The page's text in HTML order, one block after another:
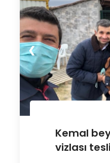
❮
Kemal
vizlası